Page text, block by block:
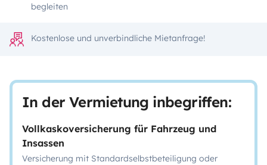
begleiten
Kostenlose und unverbindliche Mietanfrage!
In der Vermietung inbegriffen:
Vollkaskoversicherung für Fahrzeug und
Insassen
Versicherung mit Standardselbstbeteiligung oder